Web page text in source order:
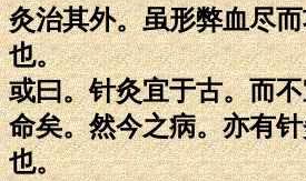
灸治其外。虽形弊血尽
也。
或曰。针灸宜于古。而
命矣。然今之病。亦有
也。